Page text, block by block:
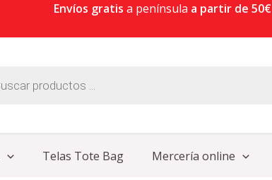
Envíos gratis a península a partir de 50€
Telas Tote Bag Mercería online